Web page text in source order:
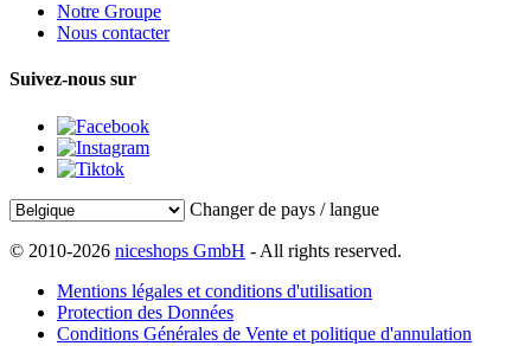
Notre Groupe
Nous contacter
Suivez-nous sur
Changer de pays / langue
© 2010-2026 niceshops GmbH - All rights reserved.
Mentions légales et conditions d'utilisation
Protection des Données
Conditions Générales de Vente et politique d'annulation